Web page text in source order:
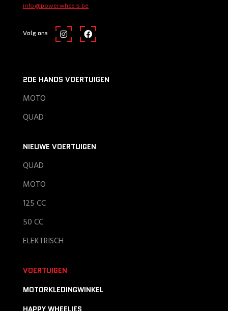
info@powerwheels.be
Volg ons
2DE HANDS VOERTUIGEN
MOTO
QUAD
NIEUWE VOERTUIGEN
QUAD
MOTO
125 CC
50 CC
ELEKTRISCH
VOERTUIGEN
MOTORKLEDINGWINKEL
HAPPY WHEELIES